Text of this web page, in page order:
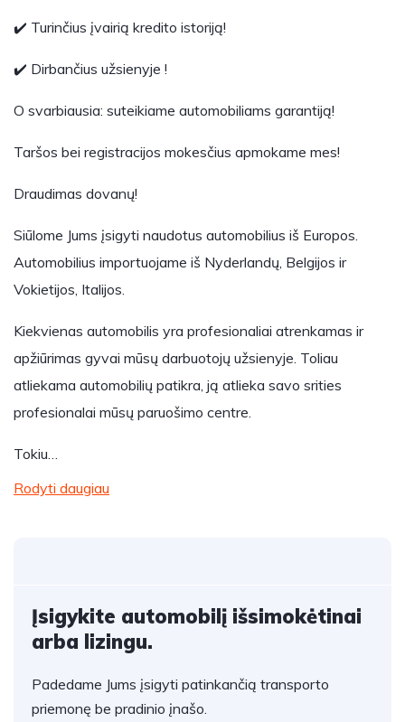
✔️ Turinčius įvairią kredito istoriją!
✔️ Dirbančius užsienyje !
O svarbiausia: suteikiame automobiliams garantiją!
Taršos bei registracijos mokesčius apmokame mes!
Draudimas dovanų!
Siūlome Jums įsigyti naudotus automobilius iš Europos.
Automobilius importuojame iš Nyderlandų, Belgijos ir
Vokietijos, Italijos.
Kiekvienas automobilis yra profesionaliai atrenkamas ir
apžiūrimas gyvai mūsų darbuotojų užsienyje. Toliau
atliekama automobilių patikra, ją atlieka savo srities
profesionalai mūsų paruošimo centre.
Tokiu…
Rodyti daugiau
Įsigykite automobilį išsimokėtinai
arba lizingu.
Padedame Jums įsigyti patinkančią transporto
priemonę be pradinio įnašo.